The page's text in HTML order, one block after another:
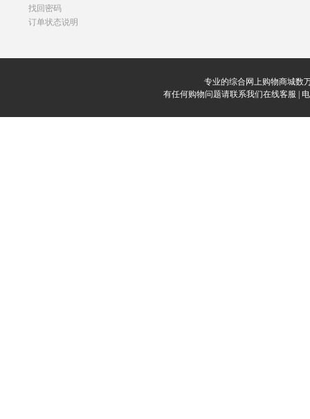
找回密码
订单状态说明
专业的综合网上购物商城数
有任何购物问题请联系我们在线客服 | 电